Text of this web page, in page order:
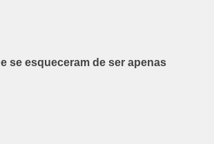
se esqueceram de ser apenas